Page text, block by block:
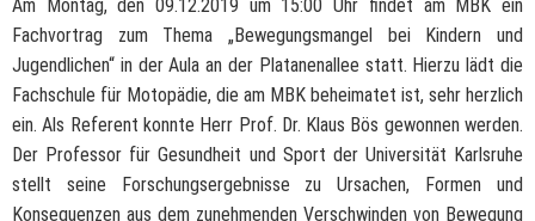
Am Montag, den 09.12.2019 um 15:00 Uhr findet am MBK ein
Fachvortrag zum Thema „Bewegungsmangel bei Kindern und
Jugendlichen“ in der Aula an der Platanenallee statt. Hierzu lädt die
Fachschule für Motopädie, die am MBK beheimatet ist, sehr herzlich
ein. Als Referent konnte Herr Prof. Dr. Klaus Bös gewonnen werden.
Der Professor für Gesundheit und Sport der Universität Karlsruhe
stellt seine Forschungsergebnisse zu Ursachen, Formen und
Konsequenzen aus dem zunehmenden Verschwinden von Bewegung